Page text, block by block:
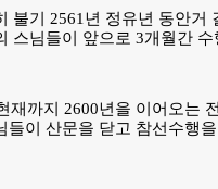
불기 2561년 정유년 동안거
스님들이 앞으로 3개월간
재까지 2600년을 이어오는
들이 산문을 닫고 참선수행